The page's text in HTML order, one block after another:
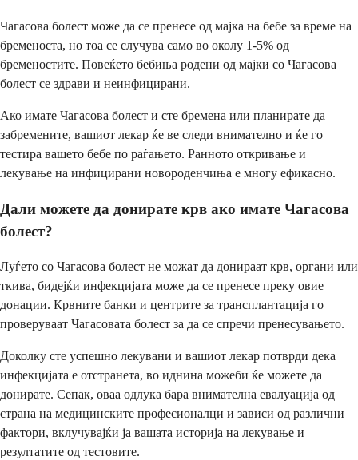
Чагасова болест може да се пренесе од мајка на бебе за време на
бременоста, но тоа се случува само во околу 1-5% од
бременостите. Повеќето бебиња родени од мајки со Чагасова
болест се здрави и неинфицирани.
Ако имате Чагасова болест и сте бремена или планирате да
забремените, вашиот лекар ќе ве следи внимателно и ќе го
тестира вашето бебе по раѓањето. Ранното откривање и
лекување на инфицирани новороденчиња е многу ефикасно.
Дали можете да донирате крв ако имате Чагасова
болест?
Луѓето со Чагасова болест не можат да донираат крв, органи или
ткива, бидејќи инфекцијата може да се пренесе преку овие
донации. Крвните банки и центрите за трансплантација го
проверуваат Чагасовата болест за да се спречи пренесувањето.
Доколку сте успешно лекувани и вашиот лекар потврди дека
инфекцијата е отстранета, во иднина можеби ќе можете да
донирате. Сепак, оваа одлука бара внимателна евалуација од
страна на медицинските професионалци и зависи од различни
фактори, вклучувајќи ја вашата историја на лекување и
резултатите од тестовите.